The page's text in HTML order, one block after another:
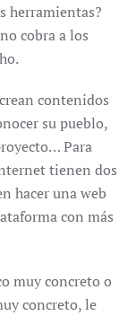
herramientas?
cobra a los
contenidos
su pueblo,
Para
tienen dos
hacer una web
con más
muy concreto o
concreto, le